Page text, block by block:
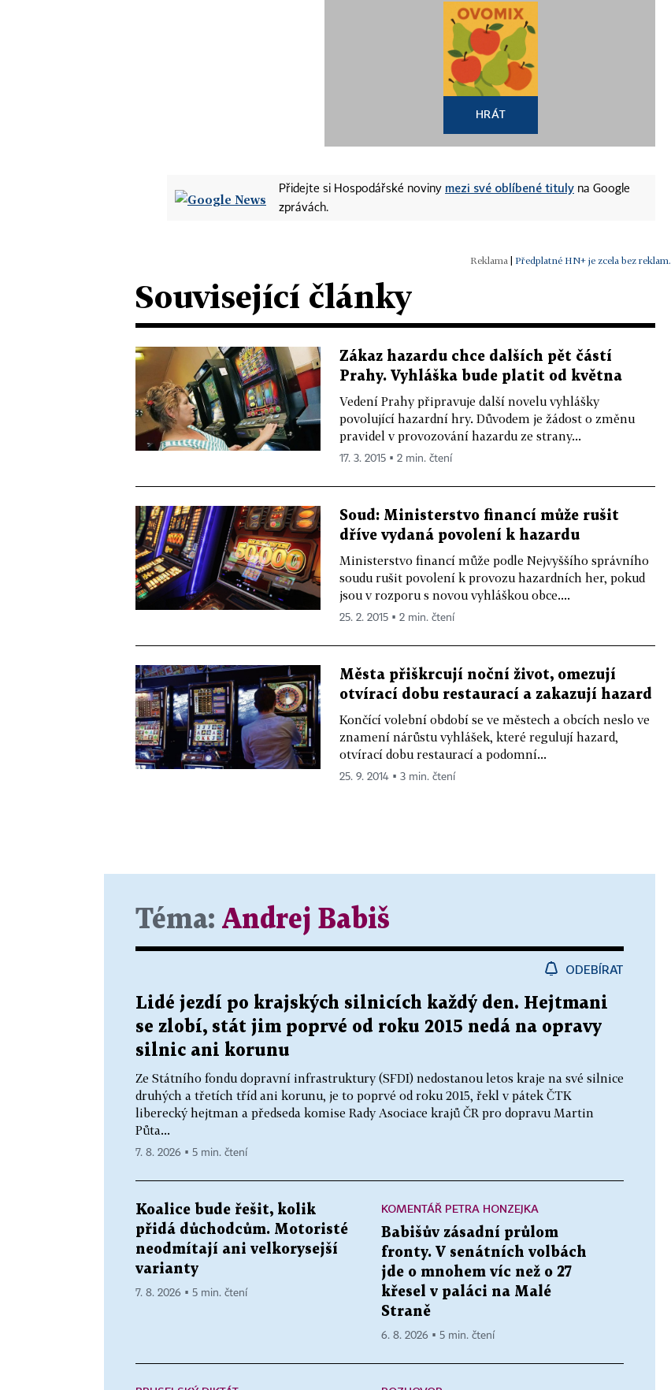
HRÁT
Přidejte si Hospodářské noviny mezi své oblíbené tituly na Google
zprávách.
| Předplatné HN+ je zcela bez reklam.
Související články
Zákaz hazardu chce dalších pět částí
Prahy. Vyhláška bude platit od května
Vedení Prahy připravuje další novelu vyhlášky
povolující hazardní hry. Důvodem je žádost o změnu
pravidel v provozování hazardu ze strany...
17. 3. 2015 ▪ 2 min. čtení
Soud: Ministerstvo financí může rušit
dříve vydaná povolení k hazardu
Ministerstvo financí může podle Nejvyššího správního
soudu rušit povolení k provozu hazardních her, pokud
jsou v rozporu s novou vyhláškou obce....
25. 2. 2015 ▪ 2 min. čtení
Města přiškrcují noční život, omezují
otvírací dobu restaurací a zakazují hazard
Končící volební období se ve městech a obcích neslo ve
znamení nárůstu vyhlášek, které regulují hazard,
otvírací dobu restaurací a podomní...
25. 9. 2014 ▪ 3 min. čtení
Téma: Andrej Babiš
ODEBÍRAT
Lidé jezdí po krajských silnicích každý den. Hejtmani
se zlobí, stát jim poprvé od roku 2015 nedá na opravy
silnic ani korunu
Ze Státního fondu dopravní infrastruktury (SFDI) nedostanou letos kraje na své silnice
druhých a třetích tříd ani korunu, je to poprvé od roku 2015, řekl v pátek ČTK
liberecký hejtman a předseda komise Rady Asociace krajů ČR pro dopravu Martin
Půta...
7. 8. 2026 ▪ 5 min. čtení
Koalice bude řešit, kolik
přidá důchodcům. Motoristé
neodmítají ani velkorysejší
varianty
7. 8. 2026 ▪ 5 min. čtení
KOMENTÁŘ PETRA HONZEJKA
Babišův zásadní průlom
fronty. V senátních volbách
jde o mnohem víc než o 27
křesel v paláci na Malé
Straně
6. 8. 2026 ▪ 5 min. čtení